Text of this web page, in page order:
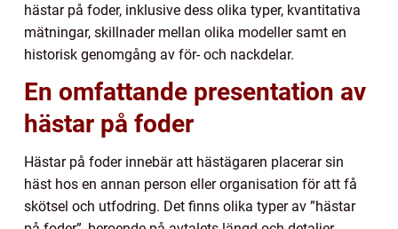
hästar på foder, inklusive dess olika typer, kvantitativa
mätningar, skillnader mellan olika modeller samt en
historisk genomgång av för- och nackdelar.
En omfattande presentation av
hästar på foder
Hästar på foder innebär att hästägaren placerar sin
häst hos en annan person eller organisation för att få
skötsel och utfodring. Det finns olika typer av ”hästar